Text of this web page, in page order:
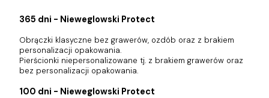
365 dni - Nieweglowski Protect
Obrączki klasyczne bez grawerów, ozdób oraz z brakiem
personalizacji opakowania.
Pierścionki niepersonalizowane tj. z brakiem grawerów oraz
bez personalizacji opakowania.
100 dni - Nieweglowski Protect